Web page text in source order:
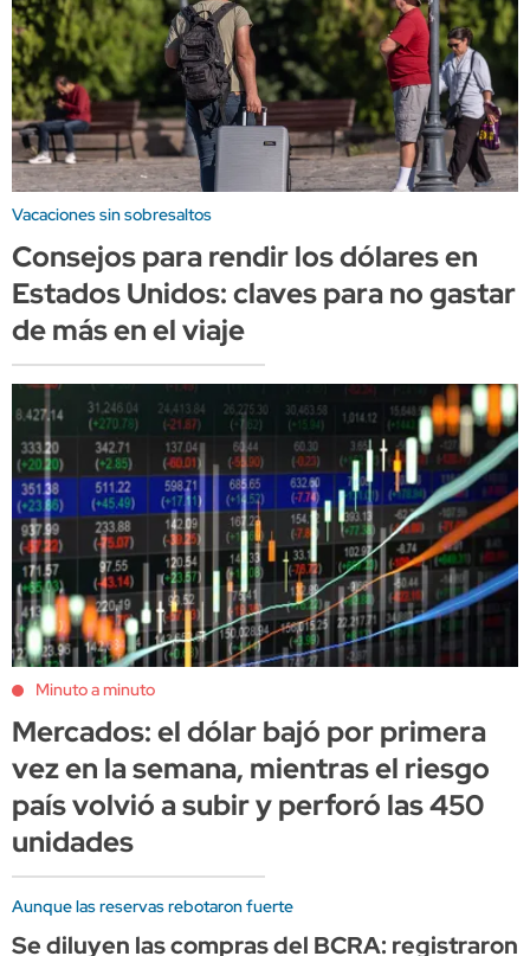
Vacaciones sin sobresaltos
Consejos para rendir los dólares en
Estados Unidos: claves para no gastar
de más en el viaje
Minuto a minuto
Mercados: el dólar bajó por primera
vez en la semana, mientras el riesgo
país volvió a subir y perforó las 450
unidades
Aunque las reservas rebotaron fuerte
Se diluyen las compras del BCRA: registraron